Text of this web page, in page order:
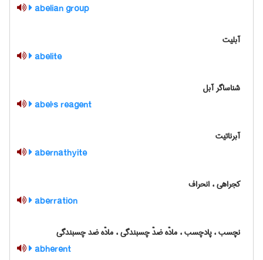
abelian group
آبلیت
abelite
شناساگر آبل
abel's reagent
آبرناتیت
abernathyite
کجراهی ، انحراف
aberration
نچسب ، پادچسب ، مادّه ضدّ چسبندگی ، مادّه ضد چسبندگی
abherent